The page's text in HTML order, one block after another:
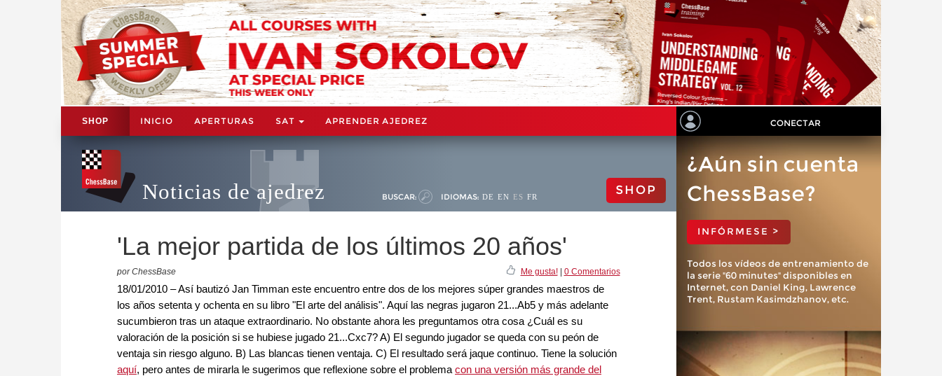
SHOP INICIO APERTURAS SAT APRENDER AJEDREZ CONECTAR
Noticias de ajedrez BUSCAR: IDIOMAS: DE EN ES FR SHOP
'La mejor partida de los últimos 20 años'
por ChessBase Me gusta!| 0 Comentarios
18/01/2010 – Así bautizó Jan Timman este encuentro entre dos de los mejores súper grandes maestros de
los años setenta y ochenta en su libro "El arte del análisis". Aquí las negras jugaron 21...Ab5 y más adelante
sucumbieron tras un ataque extraordinario. No obstante ahora les preguntamos otra cosa ¿Cuál es su
valoración de la posición si se hubiese jugado 21...Cxc7? A) El segundo jugador se queda con su peón de
ventaja sin riesgo alguno. B) Las blancas tienen ventaja. C) El resultado será jaque continuo. Tiene la solución
aquí, pero antes de mirarla le sugerimos que reflexione sobre el problema con una versión más grande del
¿Aún sin cuenta
ChessBase?
INFÓRMESE >
Todos los vídeos de entrenamiento de
la serie "60 minutes" disponibles en
Internet, con Daniel King, Lawrence
Trent, Rustam Kasimdzhanov, etc.